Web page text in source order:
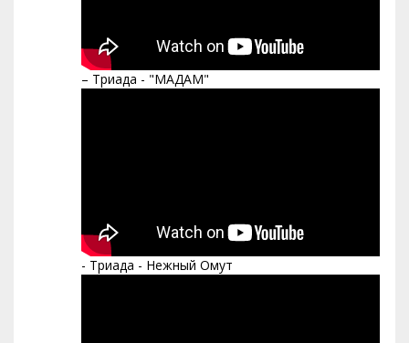
– Триада - "МАДАМ"
- Триада - Нежный Омут